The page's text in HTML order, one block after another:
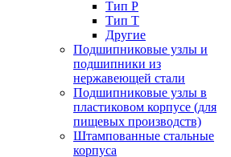
Тип P
Тип T
Другие
Подшипниковые узлы и
подшипники из
нержавеющей стали
Подшипниковые узлы в
пластиковом корпусе (для
пищевых производств)
Штампованные стальные
корпуса